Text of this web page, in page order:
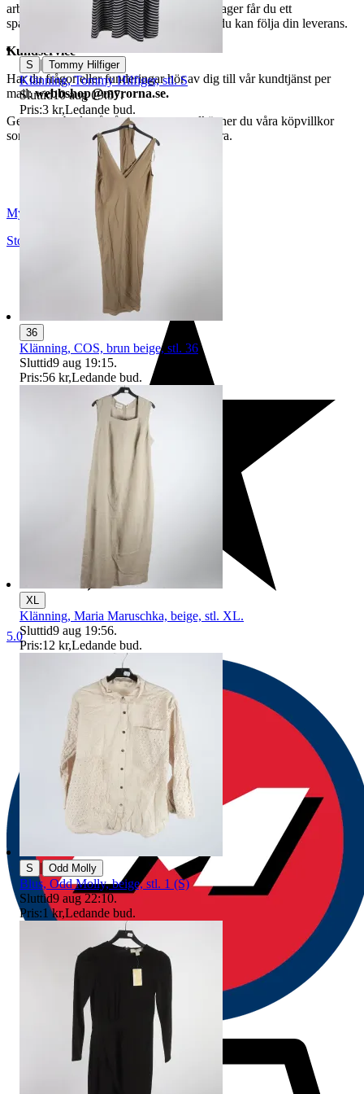
arbetsdagar. När din vara har lämnat vårt lager får du ett
spårningsnummer av DSV inom kort där du kan följa din leverans.
Kundservice
Har du frågor eller funderingar hör av dig till vår kundtjänst per
mail:webbshop@myrorna.se.
Genom att buda på våra annonser godkänner du våra köpvillkor
som du hittar på vår infosida här på Tradera.
Myrorna
Stockholm
Sverige
5.0
S | Tommy Hilfiger
Klänning, Tommy Hilfiger, stl. S
Sluttid10 aug 19:57.
Pris:3 kr,Ledande bud.
36
Klänning, COS, brun beige, stl. 36
Sluttid9 aug 19:15.
Pris:56 kr,Ledande bud.
XL
Klänning, Maria Maruschka, beige, stl. XL.
Sluttid9 aug 19:56.
Pris:12 kr,Ledande bud.
S | Odd Molly
Blus, Odd Molly, beige, stl. 1 (S)
Sluttid9 aug 22:10.
Pris:1 kr,Ledande bud.